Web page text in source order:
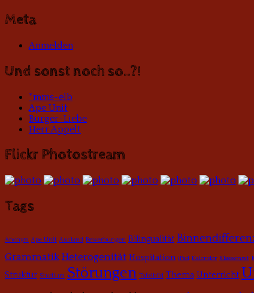
Meta
Anmelden
Und sonst noch so..?!
*mms-elb
Ape Unit
Burger-Liebe
Herr Appelt
Flickr Photostream
Tags
Anonym Ape Unit Ausland Bewerbungen Bilingualität
Grammatik Heterogenität Hospitation iPad Kalender Klassenrat
Struktur Studium Störungen Tafelbild Thema Unterricht